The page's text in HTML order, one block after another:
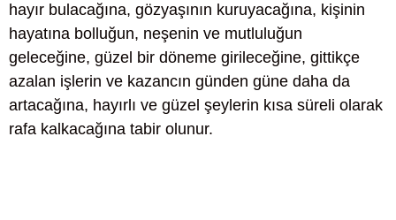
hayır bulacağına, gözyaşının kuruyacağına, kişinin
hayatına bolluğun, neşenin ve mutluluğun
geleceğine, güzel bir döneme girileceğine, gittikçe
azalan işlerin ve kazancın günden güne daha da
artacağına, hayırlı ve güzel şeylerin kısa süreli olarak
rafa kalkacağına tabir olunur.